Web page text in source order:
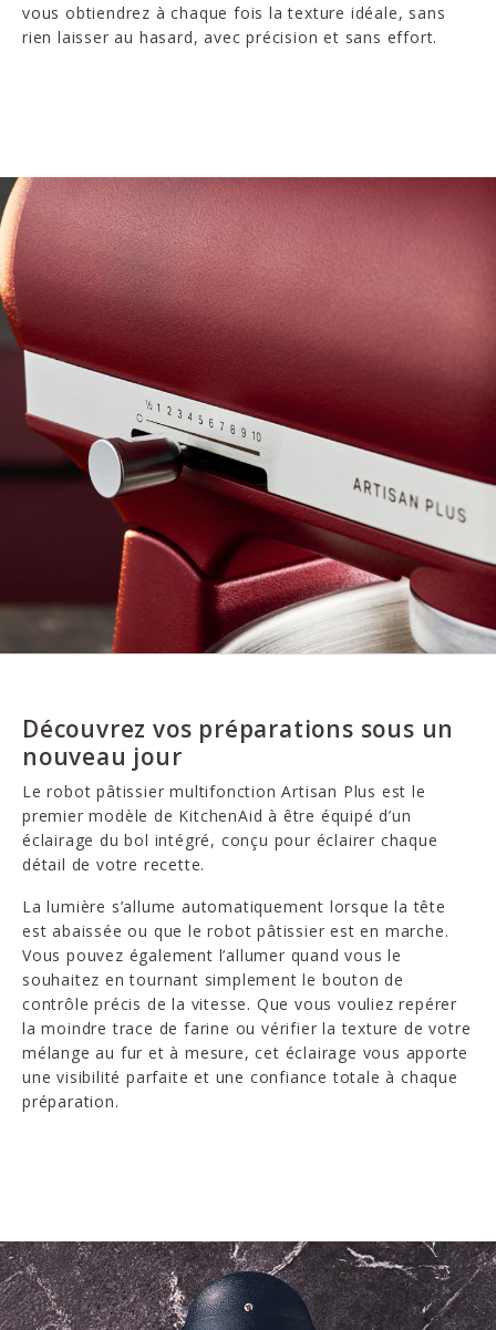
vous obtiendrez à chaque fois la texture idéale, sans
rien laisser au hasard, avec précision et sans effort.
Découvrez vos préparations sous un
nouveau jour
Le robot pâtissier multifonction Artisan Plus est le
premier modèle de KitchenAid à être équipé d’un
éclairage du bol intégré, conçu pour éclairer chaque
détail de votre recette.
La lumière s’allume automatiquement lorsque la tête
est abaissée ou que le robot pâtissier est en marche.
Vous pouvez également l’allumer quand vous le
souhaitez en tournant simplement le bouton de
contrôle précis de la vitesse. Que vous vouliez repérer
la moindre trace de farine ou vérifier la texture de votre
mélange au fur et à mesure, cet éclairage vous apporte
une visibilité parfaite et une confiance totale à chaque
préparation.